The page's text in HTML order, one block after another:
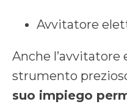
Avvitatore
Anche
strumento
suo impiego